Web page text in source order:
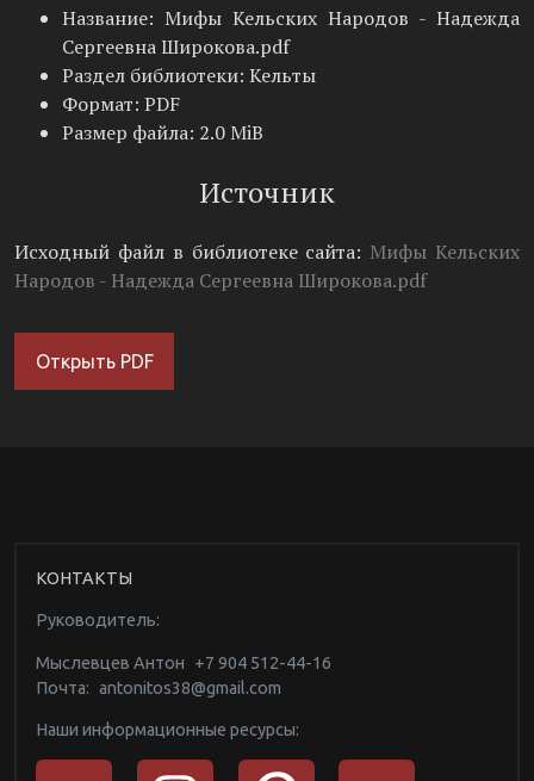
Название: Мифы Кельских Народов - Надежда
Сергеевна Широкова.pdf
Раздел библиотеки: Кельты
Формат: PDF
Размер файла: 2.0 MiB
Источник
Исходный файл в библиотеке сайта: Мифы Кельских
Народов - Надежда Сергеевна Широкова.pdf
Открыть PDF
КОНТАКТЫ
Руководитель:
Мыслевцев Антон
+7 904 512-44-16
Почта: antonitos38@gmail.com
Наши информационные ресурсы: